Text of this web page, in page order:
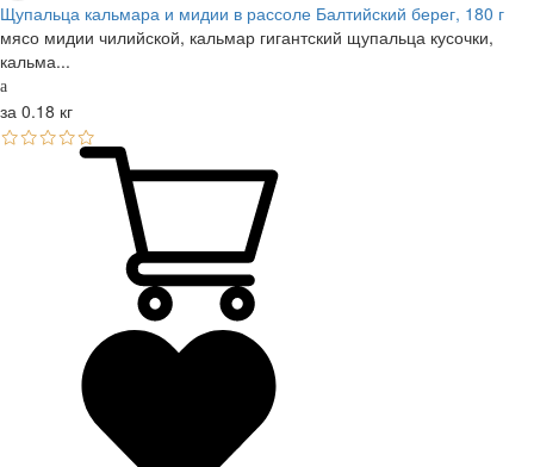
Щупальца кальмара и мидии в рассоле Балтийский берег, 180 г
мясо мидии чилийской, кальмар гигантский щупальца кусочки,
кальма...
за 0.18 кг